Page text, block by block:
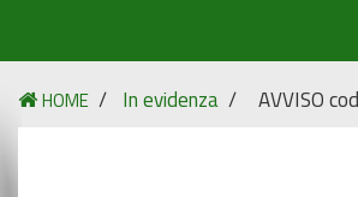
HOME / In evidenza / AVVISO